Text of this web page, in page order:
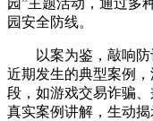
园”主题活动，通过多
园安全防线。
以案为鉴，敲响
近期发生的典型案例
段，如游戏交易诈骗
真实案例讲解，生动